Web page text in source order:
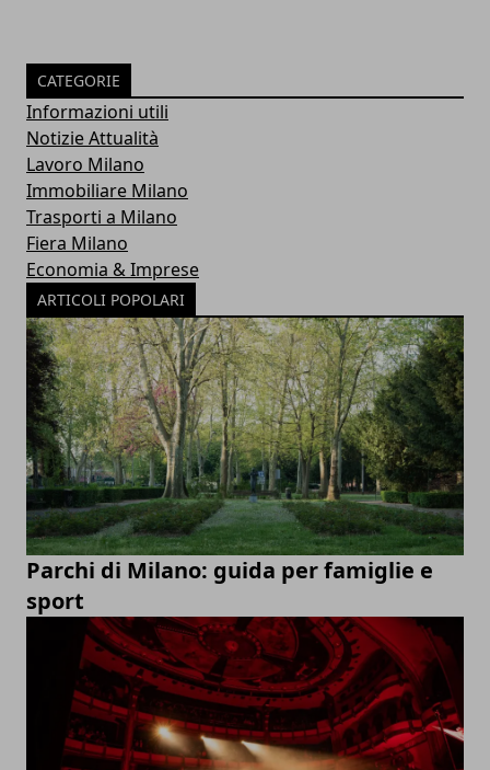
CATEGORIE
Informazioni utili
Notizie Attualità
Lavoro Milano
Immobiliare Milano
Trasporti a Milano
Fiera Milano
Economia & Imprese
ARTICOLI POPOLARI
Parchi di Milano: guida per famiglie e
sport